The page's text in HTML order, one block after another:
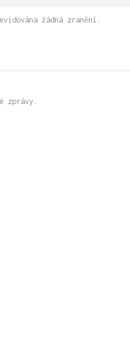
žádná zranění.
zprávy.